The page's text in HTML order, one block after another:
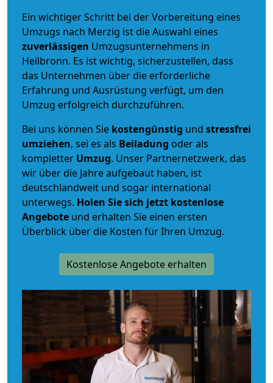
Ein wichtiger Schritt bei der Vorbereitung eines
Umzugs nach Merzig ist die Auswahl eines
zuverlässigen Umzugsunternehmens in
Heilbronn. Es ist wichtig, sicherzustellen, dass
das Unternehmen über die erforderliche
Erfahrung und Ausrüstung verfügt, um den
Umzug erfolgreich durchzuführen.
Bei uns können Sie kostengünstig und stressfrei
umziehen, sei es als Beiladung oder als
kompletter Umzug. Unser Partnernetzwerk, das
wir über die Jahre aufgebaut haben, ist
deutschlandweit und sogar international
unterwegs. Holen Sie sich jetzt kostenlose
Angebote und erhalten Sie einen ersten
Überblick über die Kosten für Ihren Umzug.
Kostenlose Angebote erhalten